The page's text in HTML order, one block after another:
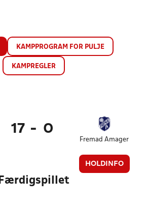
KAMPPROGRAM FOR PULJE
KAMPREGLER
17 - 0
Fremad Amager
HOLDINFO
Færdigspillet